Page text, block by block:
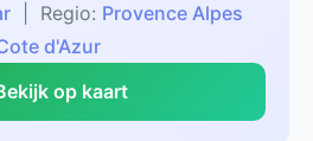
| Regio: Provence Alpes
d'Azur
op kaart